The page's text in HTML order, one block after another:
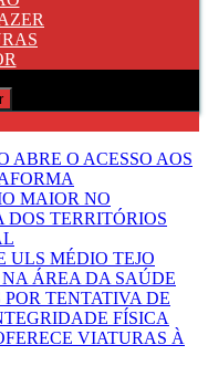
ABRE O ACESSO AOS
MAIOR NO
TERRITÓRIOS
ULS MÉDIO TEJO
ÁREA DA SAÚDE
TENTATIVA DE
FÍSICA
VIATURAS À